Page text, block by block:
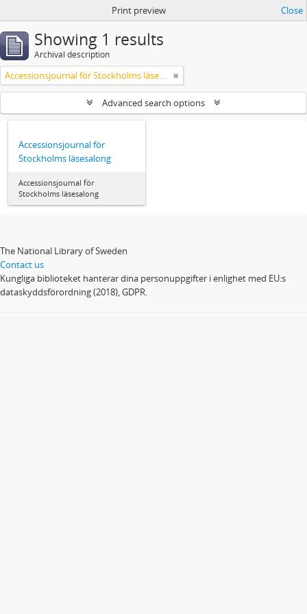
Print preview Close
Showing 1 results
Archival description
Accessionsjournal för Stockholms läsesalong
Advanced search options
Accessionsjournal för
Stockholms läsesalong
Accessionsjournal för
Stockholms läsesalong
The National Library of Sweden
Contact us
Kungliga biblioteket hanterar dina personuppgifter i enlighet med EU:s
dataskyddsförordning (2018), GDPR.